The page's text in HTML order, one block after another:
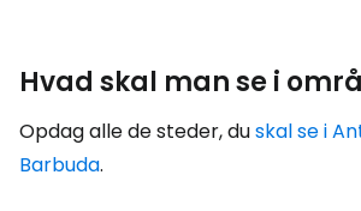
Hvad skal man se i
Opdag alle de steder, duskal se i
Barbuda.